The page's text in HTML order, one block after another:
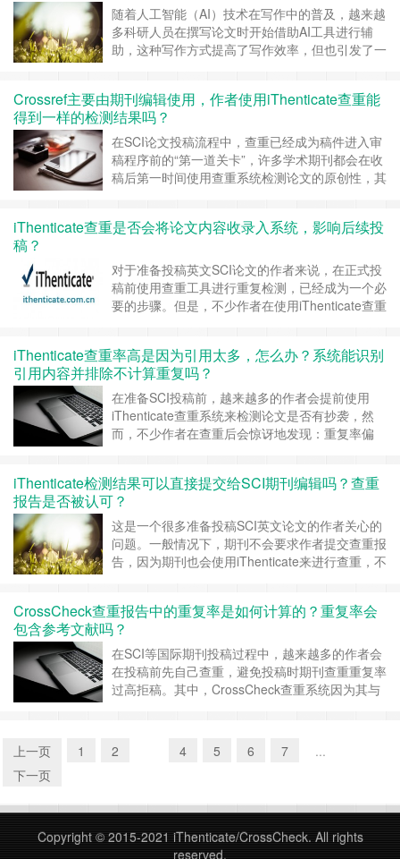
阅读 »
随着人工智能（AI）技术在写作中的普及，越来越
多科研人员在撰写论文时开始借助AI工具进行辅
助，这种写作方式提高了写作效率，但也引发了一
于英文SCI论文作者来说，许多期刊使用的查重工
具就是知名的 iThenticate，这使得“AI率检测”成为
了作者关注的焦点。 ……继续阅读 »
Crossref主要由期刊编辑使用，作者使用iThenticate查重能
得到一样的检测结果吗？
在SCI论文投稿流程中，查重已经成为稿件进入审
稿程序前的“第一道关卡”，许多学术期刊都会在收
稿后第一时间使用查重系统检测论文的原创性，其
很多作者在投稿前会提前查重，以确保重复率符合
是面向期刊……继续阅读 »
iThenticate查重是否会将论文内容收录入系统，影响后续投
稿？
对于准备投稿英文SCI论文的作者来说，在正式投
稿前使用查重工具进行重复检测，已经成为一个必
要的步骤。但是，不少作者在使用iThenticate查重
iThenticate是由美国公司Turnitin开发的一款专业
级英文论文查重工具，被全球数……
iThenticate查重率高是因为引用太多，怎么办？系统能识别
引用内容并排除不计算重复吗？
在准备SCI投稿前，越来越多的作者会提前使用
iThenticate查重系统来检测论文是否有抄袭，然
而，不少作者在查重后会惊讶地发现：重复率偏
太多也会被系统算作重复？iThenticate能不能自动
识别并排除这些引用内容？有没有什么方法可以有
效降低这种“非恶意”的重……继续阅读 »
iThenticate检测结果可以直接提交给SCI期刊编辑吗？查重
报告是否被认可？
这是一个很多准备投稿SCI英文论文的作者关心的
问题。一般情况下，期刊不会要求作者提交查重报
告，因为期刊也会使用iThenticate来进行查重，不
期刊中是被广泛认可的。 一、iThenticate检测结
果可以直接提交给SCI期刊编辑吗？ 可以……
阅读 »
CrossCheck查重报告中的重复率是如何计算的？重复率会
包含参考文献吗？
在SCI等国际期刊投稿过程中，越来越多的作者会
在投稿前先自己查重，避免投稿时期刊查重重复率
过高拒稿。其中，CrossCheck查重系统因为其与
重的这2个问题： 1、查重报告中的重复率是如何
计算出来的？ 2、系统是否会将参考文献部分计入
上一页 1 2 4 5 6 7
...
下一页
Copyright © 2015-2021 iThenticate/CrossCheck. All rights
reserved.